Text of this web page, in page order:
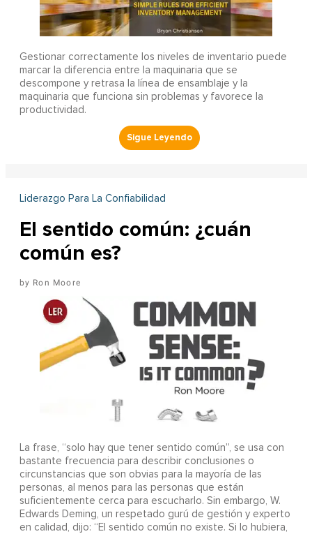
Gestionar correctamente los niveles de inventario puede
marcar la diferencia entre la maquinaria que se
descompone y retrasa la línea de ensamblaje y la
maquinaria que funciona sin problemas y favorece la
productividad.
Liderazgo Para La Confiabilidad
El sentido común: ¿cuán
común es?
Ron Moore
La frase, “solo hay que tener sentido común”, se usa con
bastante frecuencia para describir conclusiones o
circunstancias que son obvias para la mayoría de las
personas, al menos para las personas que están
suficientemente cerca para escucharlo. Sin embargo, W.
Edwards Deming, un respetado gurú de gestión y experto
en calidad, dijo: “El sentido común no existe. Si lo hubiera,